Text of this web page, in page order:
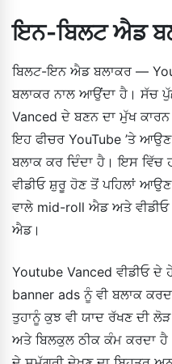
ਇਨ-ਬਿਲਟ ਐਡ
ਬਿਲਟ-ਇਨ ਐਡ ਬਲਾਕਰ —
ਬਲਾਕਰ ਨਾਲ ਆਉਂਦਾ ਹੈ। ਸੱਚ
Vanced ਦੇ ਬਣਨ ਦਾ ਮੁੱਖ ਕਾਰਨ
ਇਹ ਫੀਚਰ YouTube ’ਤੇ
ਬਲਾਕ ਕਰ ਦਿੰਦਾ ਹੈ। ਇਸ ਵਿੱਚ
ਵੀਡੀਓ ਸ਼ੁਰੂ ਹੋਣ ਤੋਂ ਪਹਿਲਾਂ
ਵਾਲੇ mid-roll ਐਡ ਅਤੇ
ਐਡ।
Youtube Vanced ਵੀਡੀਓ
banner ads ਨੂੰ ਵੀ ਬਲਾਕ
ਤੁਹਾਨੂੰ ਕੁਝ ਵੀ ਯਾਦ ਰੱਖਣ ਦੀ
ਅਤੇ ਬਿਲਕੁਲ ਠੀਕ ਕੰਮ ਕਰਦਾ